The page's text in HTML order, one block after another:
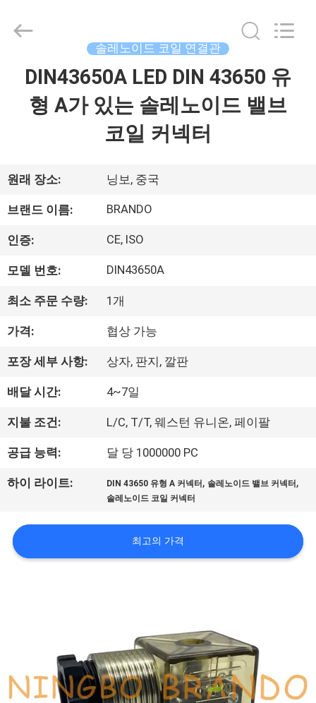
우
리
에
것
공
장
투
어
품
질
희
2016
Hardware
솔레노이드 코일 연결관
DIN43650A LED DIN 43650 유
형 A가 있는 솔레노이드 밸브
코일 커넥터
원래 장소: 닝보, 중국
브랜드 이름: BRANDO
인증: CE, ISO
모델 번호: DIN43650A
최소 주문 수량: 1개
가격: 협상 가능
포장 세부 사항: 상자, 판지, 깔판
배달 시간: 4~7일
지불 조건: L/C, T/T, 웨스턴 유니온, 페이팔
공급 능력: 달 당 1000000 PC
하이 라이트: DIN 43650 유형 A 커넥터 , 솔레노이드 밸브 커넥터 ,
솔레노이드 코일 커넥터
최고의 가격